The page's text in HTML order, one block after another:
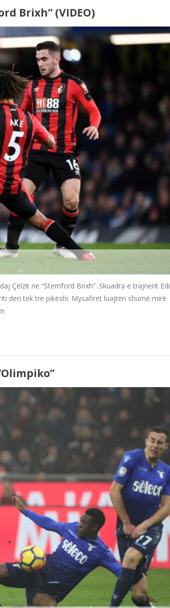
Brixh” (VIDEO)
Çelzit në “Stemford Brixh”. Skuadra e trajnerit Edi
deri tek tre pikëshi. Mysafirët luajtën shumë mirë